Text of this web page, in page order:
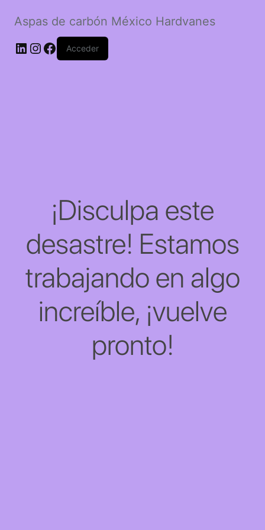
Aspas de carbón México Hardvanes
LinkedIn
Instagram
Facebook
Acceder
¡Disculpa este
desastre! Estamos
trabajando en algo
increíble, ¡vuelve
pronto!